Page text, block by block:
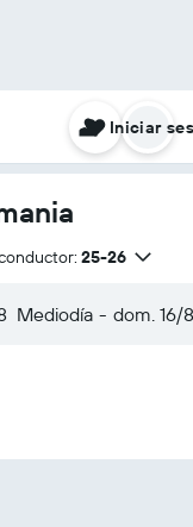
Iniciar
25-26
Mediodía - dom. 16/8